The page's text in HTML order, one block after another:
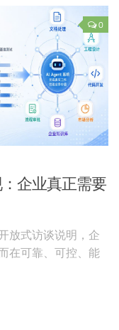
0
企业真正需要
放式访谈说明，企
在可靠、可控、能